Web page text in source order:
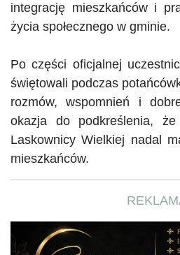
integrację mieszkańców i
życia społecznego w gminie.
Po części oficjalnej
świętowali podczas
rozmów,wspomnień i
okazja do podkreślenia, że
Laskownicy Wielkiej nadal
mieszkańców.